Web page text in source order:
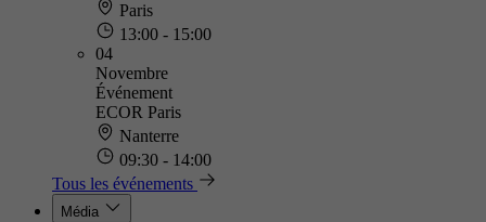
Paris
13:00 - 15:00
04
Novembre
Événement
ECOR Paris
Nanterre
09:30 - 14:00
Tous les événements
Média